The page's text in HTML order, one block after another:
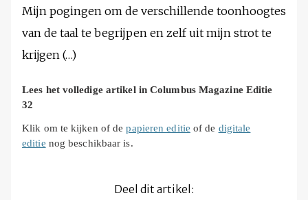
Mijn pogingen om de verschillende toonhoogtes
van de taal te begrijpen en zelf uit mijn strot te
krijgen (…)
Lees het volledige artikel in Columbus Magazine Editie
32
Klik om te kijken of depapieren editie of de digitale
editie nog beschikbaar is.
Deel dit artikel: